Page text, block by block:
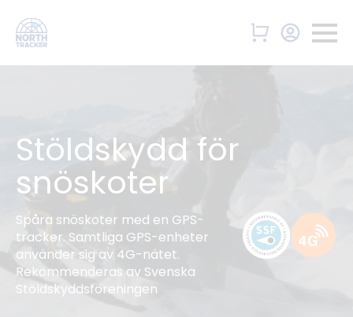
Stöldskydd för
snöskoter
Spåra snöskoter med en GPS-
tracker. Samtliga GPS-enheter
använder sig av 4G-nätet.
Rekommenderas av Svenska
Stöldskyddsföreningen